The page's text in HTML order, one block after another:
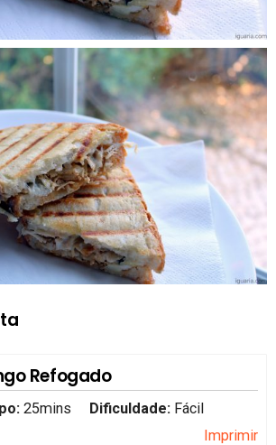
Refogado
25mins Dificuldade: Fácil
Imprimir